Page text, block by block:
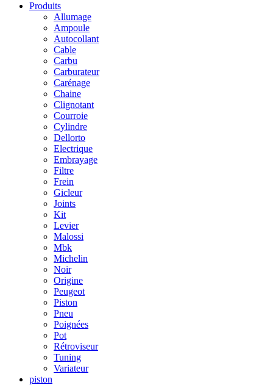
Produits
Allumage
Ampoule
Autocollant
Cable
Carbu
Carburateur
Carénage
Chaine
Clignotant
Courroie
Cylindre
Dellorto
Electrique
Embrayage
Filtre
Frein
Gicleur
Joints
Kit
Levier
Malossi
Mbk
Michelin
Noir
Origine
Peugeot
Piston
Pneu
Poignées
Pot
Rétroviseur
Tuning
Variateur
piston